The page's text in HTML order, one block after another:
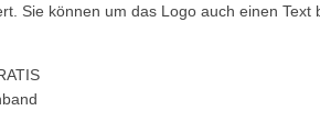
Sie können um das Logo auch einen Text